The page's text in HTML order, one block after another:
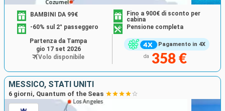
Pagamento in 4X
BAMBINI DA 99€
Fino a 900€ di sconto per
cabina
-60% sul 2° passeggero
Pensione completa
da 358 €
Partenza da Tampa
gio 17 set 2026
Volo disponibile
MESSICO, STATI UNITI
6 giorni, Quantum of the Seas